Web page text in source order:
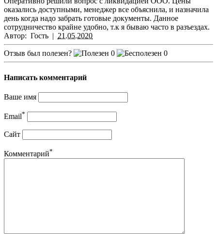
оказались доступными, менеджер все объяснила, и назначила
день когда надо забрать готовые документы. Данное
сотрудничество крайне удобно, т.к я бываю часто в разъездах.
Автор: Гость | 21.05.2020
Отзыв был полезен? 0 0
Написать комментарий
Ваше имя
Email*
Сайт
Комментарий*